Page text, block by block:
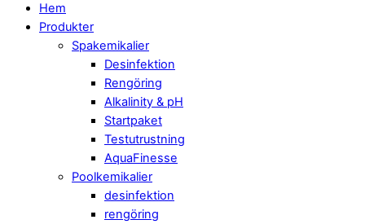
Hem
Produkter
Spakemikalier
Desinfektion
Rengöring
Alkalinity & pH
Startpaket
Testutrustning
AquaFinesse
Poolkemikalier
desinfektion
rengöring